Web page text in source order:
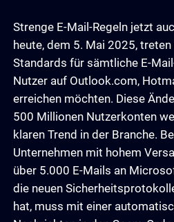
Strenge E-Mail-Regeln jetzt
heute, dem 5. Mai 2025,
Standards für sämtliche E-
Nutzer auf Outlook.com,
erreichen möchten. Diese
500 Millionen Nutzerkonten
klaren Trend in der Branche.
Unternehmen mit hohem
über 5.000 E-Mails an
die neuen
hat, muss mit einer